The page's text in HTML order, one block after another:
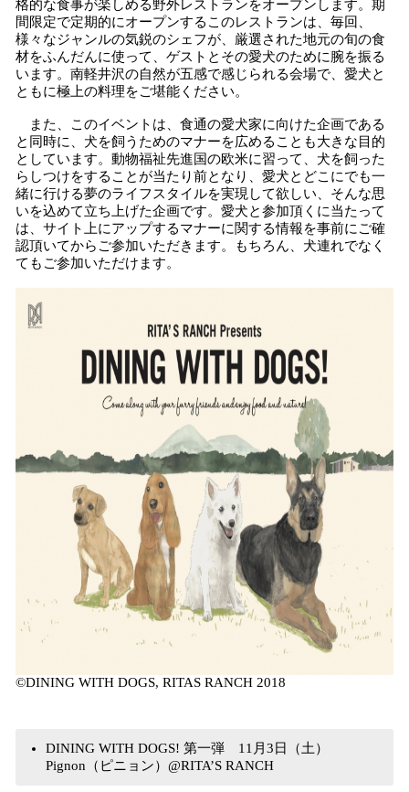
格的な食事が楽しめる野外レストランをオープンします。期
間限定で定期的にオープンするこのレストランは、毎回、
様々なジャンルの気鋭のシェフが、厳選された地元の旬の食
材をふんだんに使って、ゲストとその愛犬のために腕を振る
います。南軽井沢の自然が五感で感じられる会場で、愛犬と
ともに極上の料理をご堪能ください。
また、このイベントは、食通の愛犬家に向けた企画である
と同時に、犬を飼うためのマナーを広めることも大きな目的
としています。動物福祉先進国の欧米に習って、犬を飼った
らしつけをすることが当たり前となり、愛犬とどこにでも一
緒に行ける夢のライフスタイルを実現して欲しい、そんな思
いを込めて立ち上げた企画です。愛犬と参加頂くに当たって
は、サイト上にアップするマナーに関する情報を事前にご確
認頂いてからご参加いただきます。もちろん、犬連れでなく
てもご参加いただけます。
©DINING WITH DOGS, RITAS RANCH 2018
DINING WITH DOGS! 第一弾 11月3日（土）
Pignon（ピニョン）@RITA’S RANCH